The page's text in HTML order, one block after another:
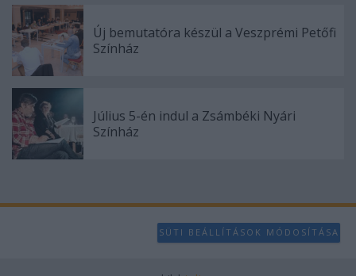
Új bemutatóra készül a Veszprémi Petőfi
Színház
Július 5-én indul a Zsámbéki Nyári
Színház
SÜTI BEÁLLÍTÁSOK MÓDOSÍTÁSA